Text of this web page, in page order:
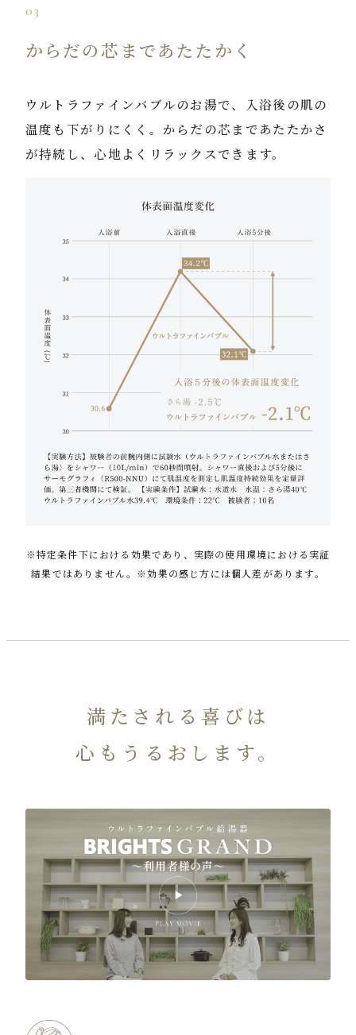
03
からだの芯まであたたかく
ウルトラファインバブルのお湯で、入浴後の肌の
温度も下がりにくく。からだの芯まであたたかさ
が持続し、心地よくリラックスできます。
※特定条件下における効果であり、実際の使用環境における実証
結果ではありません。※効果の感じ方には個人差があります。
満たされる喜びは
心もうるおします。